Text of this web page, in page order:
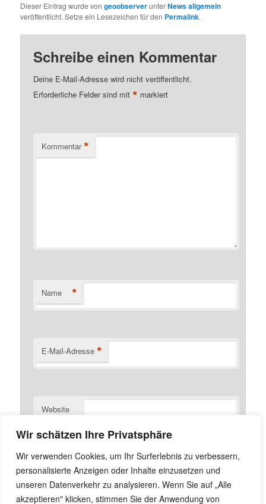
Wir schätzen Ihre Privatsphäre
Wir verwenden Cookies, um Ihr Surferlebnis zu verbessern,
personalisierte Anzeigen oder Inhalte einzusetzen und
unseren Datenverkehr zu analysieren. Wenn Sie auf „Alle
akzeptieren" klicken, stimmen Sie der Anwendung von
Dieser Eintrag wurde vongeoobserverunterNews allgemein
veröffentlicht. Setze ein Lesezeichen für den Permalink.
Schreibe einen Kommentar
Deine E-Mail-Adresse wird nicht veröffentlicht.
Erforderliche Felder sind mit* markiert
Kommentar *
Name *
E-Mail-Adresse *
Website
Name, E-Mail-Adresse und Website in diesem Browser
für meinen nächsten Kommentar speichern.